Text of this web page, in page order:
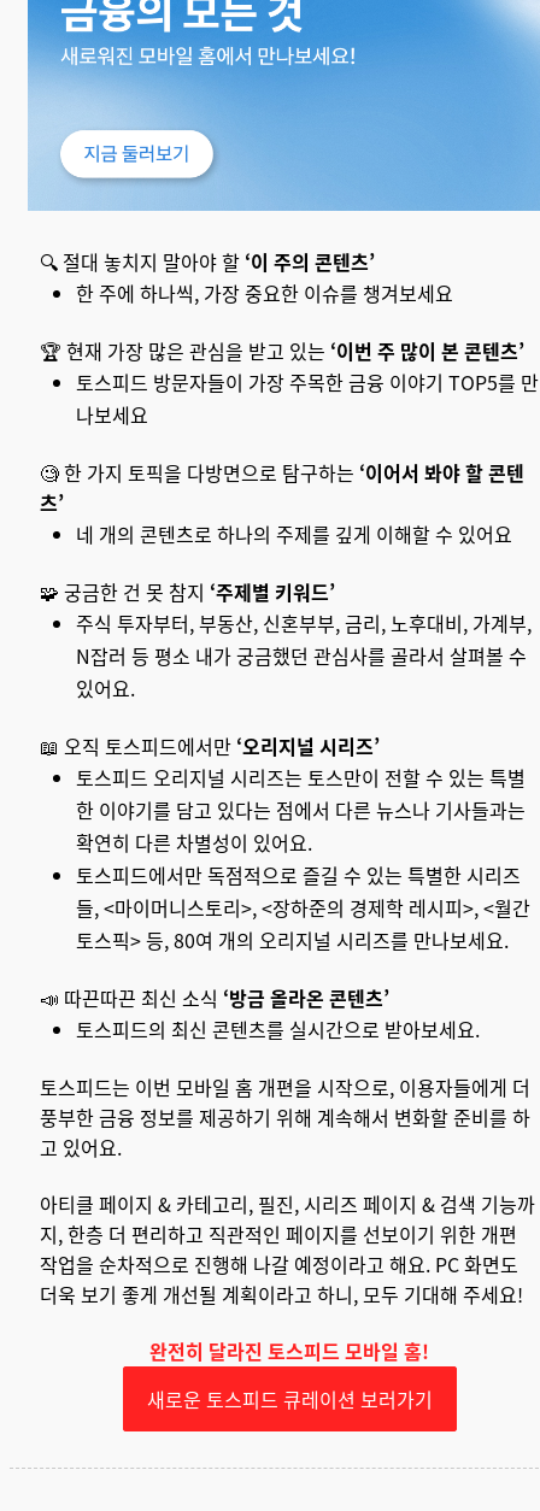
🔍 절대 놓치지 말아야 할 ‘이 주의 콘텐츠’
한 주에 하나씩, 가장 중요한 이슈를 챙겨보세요
🏆 현재 가장 많은 관심을 받고 있는 ‘이번 주 많이 본 콘텐츠’
토스피드 방문자들이 가장 주목한 금융 이야기 TOP5를 만
나보세요
🧐 한 가지 토픽을 다방면으로 탐구하는 ‘이어서 봐야 할 콘텐
츠’
네 개의 콘텐츠로 하나의 주제를 깊게 이해할 수 있어요
🧩 궁금한 건 못 참지 ‘주제별 키워드’
주식 투자부터, 부동산, 신혼부부, 금리, 노후대비, 가계부,
N잡러 등 평소 내가 궁금했던 관심사를 골라서 살펴볼 수
있어요.
📖 오직 토스피드에서만 ‘오리지널 시리즈’
토스피드 오리지널 시리즈는 토스만이 전할 수 있는 특별
한 이야기를 담고 있다는 점에서 다른 뉴스나 기사들과는
확연히 다른 차별성이 있어요.
토스피드에서만 독점적으로 즐길 수 있는 특별한 시리즈
들, <마이머니스토리>, <장하준의 경제학 레시피>, <월간
토스픽> 등, 80여 개의 오리지널 시리즈를 만나보세요.
📣 따끈따끈 최신 소식 ‘방금 올라온 콘텐츠’
토스피드의 최신 콘텐츠를 실시간으로 받아보세요.
토스피드는 이번 모바일 홈 개편을 시작으로, 이용자들에게 더
풍부한 금융 정보를 제공하기 위해 계속해서 변화할 준비를 하
고 있어요.
아티클 페이지 & 카테고리, 필진, 시리즈 페이지 & 검색 기능까
지, 한층 더 편리하고 직관적인 페이지를 선보이기 위한 개편
작업을 순차적으로 진행해 나갈 예정이라고 해요. PC 화면도
더욱 보기 좋게 개선될 계획이라고 하니, 모두 기대해 주세요!
완전히 달라진 토스피드 모바일 홈!
새로운 토스피드 큐레이션 보러가기